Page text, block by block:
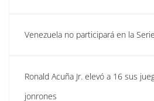
Venezuela no participará en la
Ronald Acuña Jr. elevó a 16 sus
jonrones